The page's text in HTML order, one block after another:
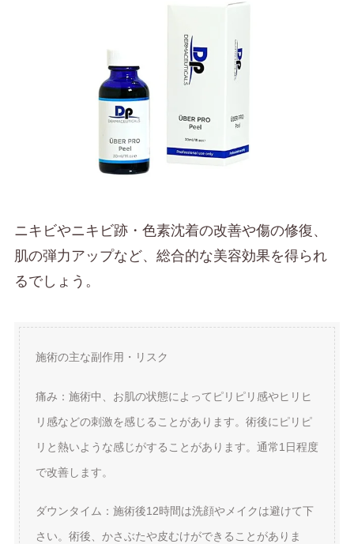
ニキビやニキビ跡・色素沈着の改善や傷の修復、
肌の弾力アップなど、総合的な美容効果を得られ
るでしょう。
施術の主な副作用・リスク
痛み：施術中、お肌の状態によってピリピリ感やヒリヒ
リ感などの刺激を感じることがあります。術後にピリピ
リと熱いような感じがすることがあります。通常1日程度
で改善します。
ダウンタイム：施術後12時間は洗顔やメイクは避けて下
さい。術後、かさぶたや皮むけができることがありま